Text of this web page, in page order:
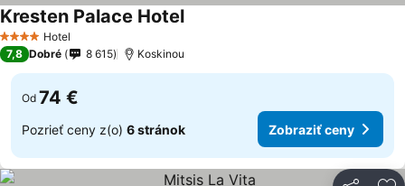
4 Počet hviezdičiek
Hotel
Kresten Palace Hotel
7,8 Dobré 8 615 Koskinou
Od 74 €
Pozrieť ceny z(o) 6 stránok Zobraziť ceny